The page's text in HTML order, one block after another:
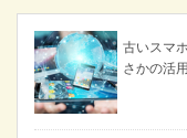
古いスマ
さかの活